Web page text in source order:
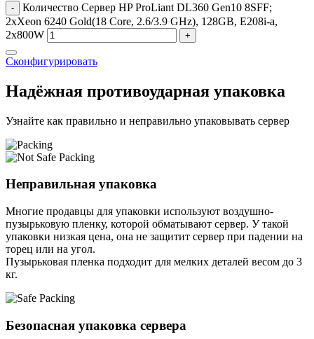
-
Количество Сервер HP ProLiant DL360 Gen10 8SFF;
2xXeon 6240 Gold(18 Core, 2.6/3.9 GHz), 128GB, E208i-a,
2x800W
+
Сконфигурировать
Надёжная противоударная упаковка
Узнайте как правильно и неправильно упаковывать сервер
Неправильная упаковка
Многие продавцы для упаковки используют воздушно-
пузырьковую пленку, которой обматывают сервер. У такой
упаковки низкая цена, она не защитит сервер при падении на
торец или на угол.
Пузырьковая пленка подходит для мелких деталей весом до 3
кг.
Безопасная упаковка сервера